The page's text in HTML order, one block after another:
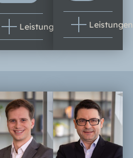
Leistungen Leistungen